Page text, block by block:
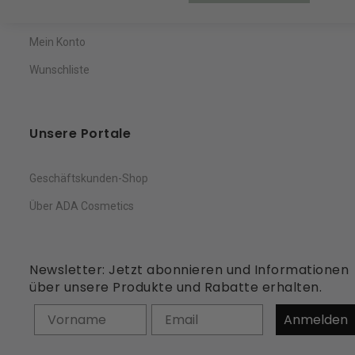
Mein Konto
Wunschliste
Unsere Portale
Geschäftskunden-Shop
Über ADA Cosmetics
Newsletter: Jetzt abonnieren und Informationen
über unsere Produkte und Rabatte erhalten.
Vorname
Anmelden